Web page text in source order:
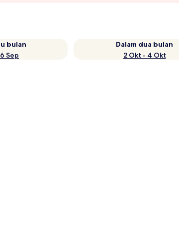
bulan
Sep
Dalam dua bulan
2 Okt - 4 Okt